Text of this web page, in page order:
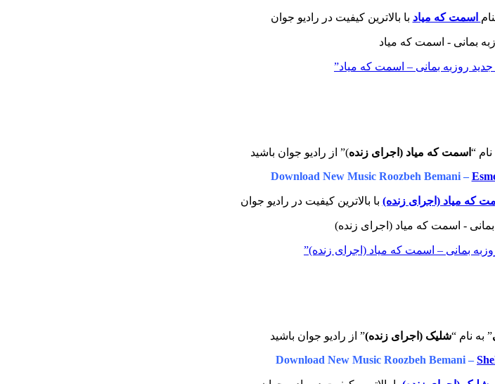
اسمت که میاد با بالاترین کیفیت در رادیو جوان
جدید روزبه بمانی – اسمت که میاد”
نام “ اسمت که میاد (اجرای زنده)” از رادیو جوان باشید
Download New Music Roozbeh Bemani –
که میاد (اجرای زنده) با بالاترین کیفیت در رادیو جوان
بمانی – اسمت که میاد (اجرای زنده)”
” به نام “شلیک (اجرای زنده)” از رادیو جوان باشید
Download New Music Roozbeh Bemani –